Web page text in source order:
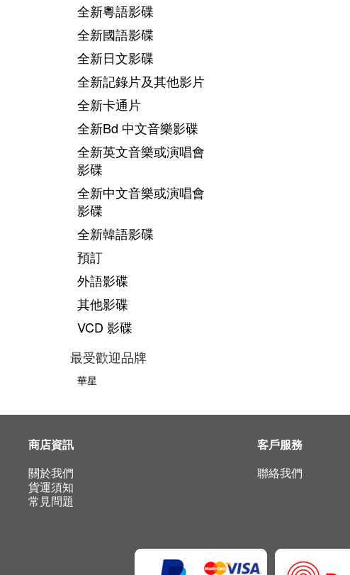
全新粵語影碟
全新國語影碟
全新日文影碟
全新記錄片及其他影片
全新卡通片
全新Bd 中文音樂影碟
全新英文音樂或演唱會
影碟
全新中文音樂或演唱會
影碟
全新韓語影碟
預訂
外語影碟
其他影碟
VCD 影碟
最受歡迎品牌
華星
商店資訊
關於我們
貨運須知
常見問題
客戶服務
聯絡我們